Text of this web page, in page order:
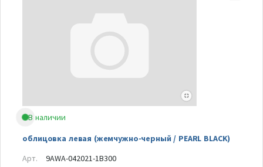
В наличии
облицовка левая (жемчужно-черный / PEARL BLACK)
Арт.
9AWA-042021-1B300